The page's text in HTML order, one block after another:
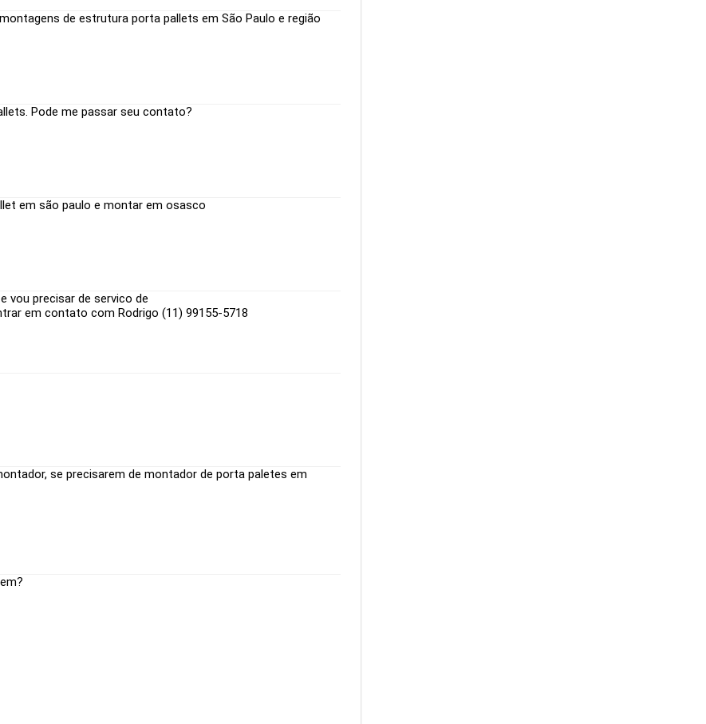
de estrutura porta pallets em São Paulo e região
Pode me passar seu contato?
em são paulo e montar em osasco
vou precisar de servico de
em contato com Rodrigo (11) 99155-5718
se precisarem de montador de porta paletes em